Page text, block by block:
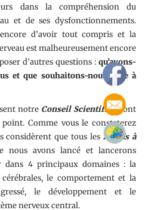
dans la compréhension du
et de ses dysfonctionnements.
d’avoir tout compris et la
est malheureusement encore
d’autres questions : qu’avons-
et que souhaitons-nous faire à
notre Conseil Scientifiqueont
Comme vous le constaterez
considèrent que tous lesAppels à
nous avons lancé et lancerons
dans 4 principaux domaines : la
le comportement et la
le développement et le
nerveux central.